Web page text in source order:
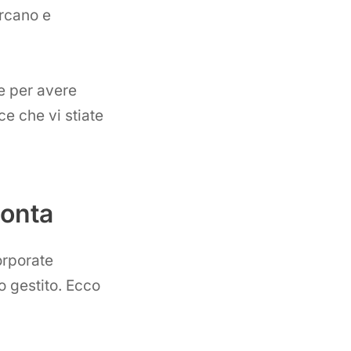
e
per avere
che vi stiate
gestito. Ecco